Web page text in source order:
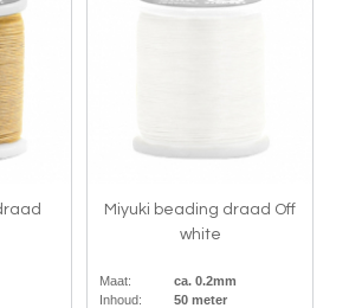
Miyuki beading draad Off
white
Maat:
ca. 0.2mm
Inhoud:
50 meter